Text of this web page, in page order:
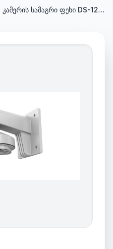
კამერის სამაგრი ფეხი DS-1272ZJ-120